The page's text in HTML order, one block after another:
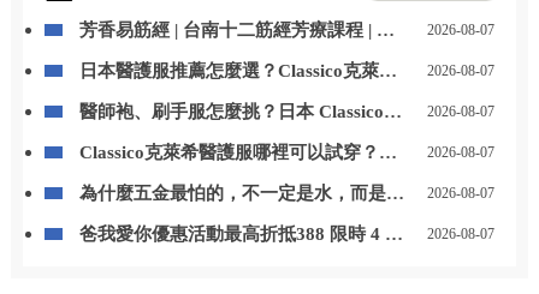
芳香易筋經 | 台南十二筋經芳療課程 | 台
2026-08-07
日本醫護服推薦怎麼選？Classico克萊希
2026-08-07
醫師袍、刷手服怎麼挑？日本 Classico克
2026-08-07
Classico克萊希醫護服哪裡可以試穿？
2026-08-07
為什麼五金最怕的，不一定是水，而是
中室內鍍膜｜台中地板鍍膜｜台中家具鍍
2026-08-07
爸我愛你優惠活動最高折抵388 限時 4 天
2026-08-07